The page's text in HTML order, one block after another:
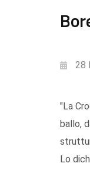
28
"La
ballo,
Lo